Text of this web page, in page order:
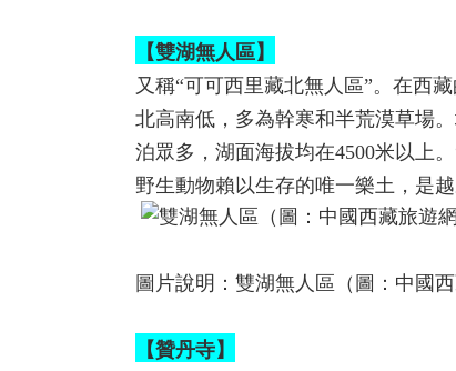
【雙湖無人區】
又稱“可可西里藏北無人區”。在西
北高南低，多為幹寒和半荒漠草場
泊眾多，湖面海拔均在4500米以上
野生動物賴以生存的唯一樂土，是
圖片說明：雙湖無人區（圖：中國西
【贊丹寺】